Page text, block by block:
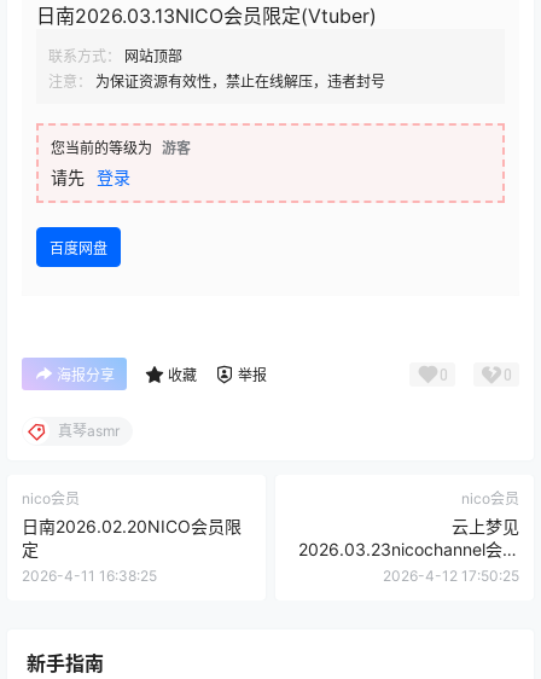
日南2026.03.13NICO会员限定(Vtuber)
联系方式：
网站顶部
注意：
为保证资源有效性，禁止在线解压，违者封号
您当前的等级为 游客
请先 登录
百度网盘
海报分享 收藏 举报 0 0
真琴asmr
nico会员
日南2026.02.20NICO会员限
定
2026-4-11 16:38:25
nico会员
云上梦见
2026.03.23nicochannel会员
限定(3300日元)
2026-4-12 17:50:25
新手指南